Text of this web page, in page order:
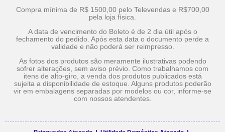
Compra mínima de R$ 1500,00 pelo Televendas e R$700,00
pela loja física.
A data de vencimento do Boleto é de 2 dia útil após o
fechamento do pedido. Após esta data o documento perde a
validade e não poderá ser reimpresso.
As fotos dos produtos são meramente ilustrativas podendo
sofrer alterações, sem aviso prévio. Como trabalhamos com
itens de alto-giro, a venda dos produtos publicados está
sujeita a disponibilidade de estoque. Alguns produtos poderão
vir em embalagens separadas por modelos ou cor, informe-se
com nossos atendentes.